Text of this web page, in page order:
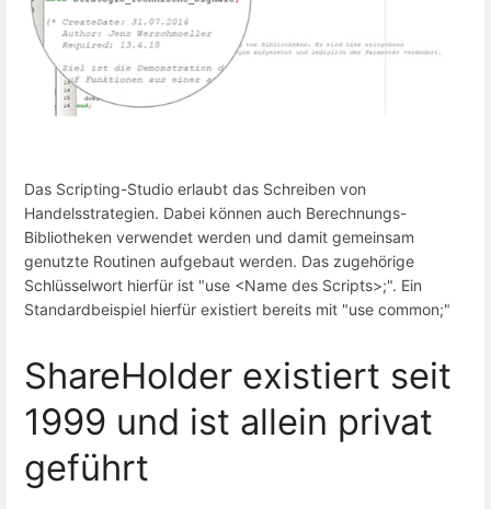
Das Scripting-Studio erlaubt das Schreiben von
Handelsstrategien. Dabei können auch Berechnungs-
Bibliotheken verwendet werden und damit gemeinsam
genutzte Routinen aufgebaut werden. Das zugehörige
Schlüsselwort hierfür ist "use <Name des Scripts>;". Ein
Standardbeispiel hierfür existiert bereits mit "use common;"
ShareHolder existiert seit
1999 und ist allein privat
geführt